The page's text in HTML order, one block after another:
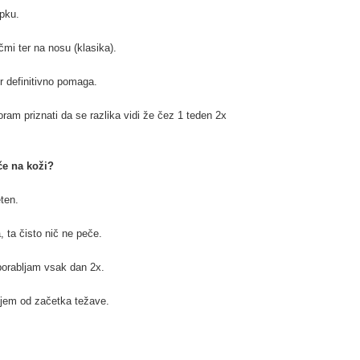
ter na nosu (klasika).
definitivno pomaga.
priznati da se razlika vidi že čez 1 teden 2x
na koži?
ta čisto nič ne peče.
vsak dan 2x.
od začetka težave.